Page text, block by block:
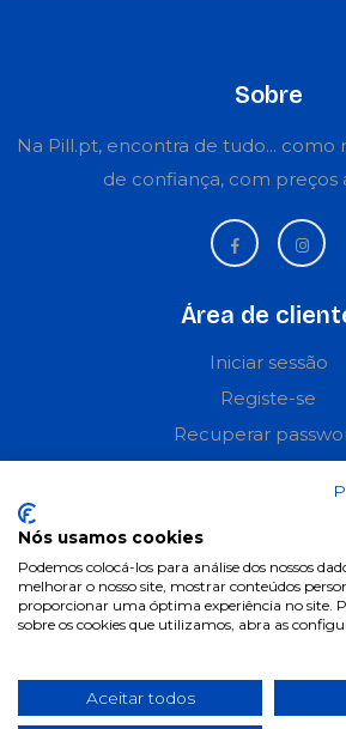
Sobre
Na Pill.pt, encontra de tudo... como
de confiança, com preços
Área de
Iniciar sessão
Registe-se
Recuperar
Informações
Termos &
Política de
Condições de
Últimas notícias &
Nós usamos cookies
Podemos colocá-los para análise dos nossos
melhorar o nosso site, mostrar conteúdos
proporcionar uma óptima experiência no site.
sobre os cookies que utilizamos, abra as
Aceitar todos